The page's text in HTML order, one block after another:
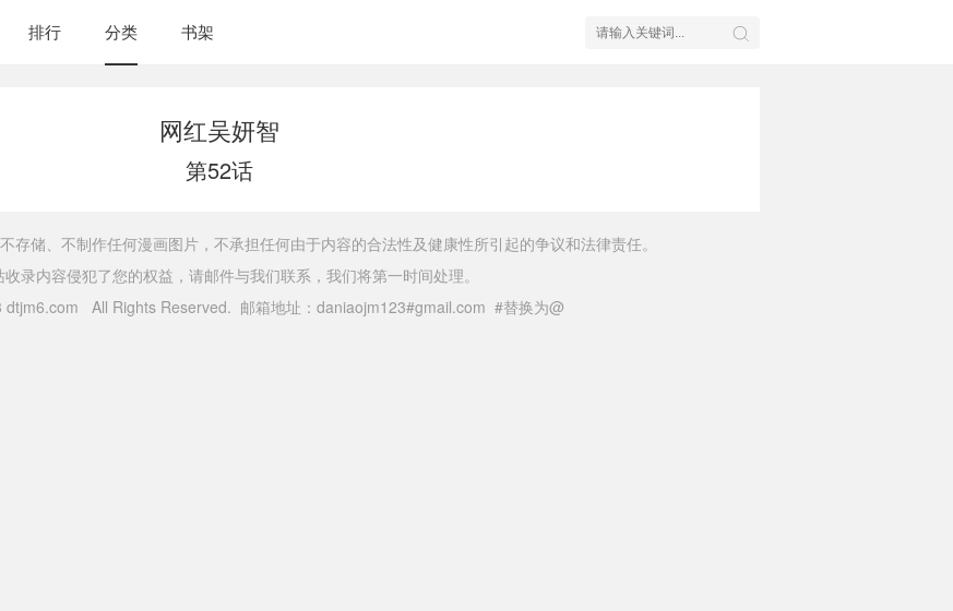
排行 分类 书架
网红吴妍智
第52话
存储、不制作任何漫画图片，不承担任何由于内容的合法性及健康性所引起的争议和法律责任。
收录内容侵犯了您的权益，请邮件与我们联系，我们将第一时间处理。
dtjm6.com All Rights Reserved. 邮箱地址：daniaojm123#gmail.com #替换为@